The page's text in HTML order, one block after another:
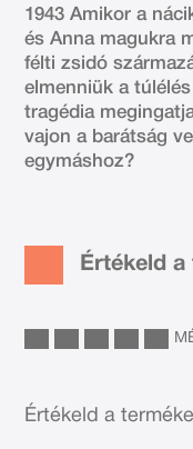
1943 Amikor a
és Anna magukra
félti zsidó
elmenniük a
tragédia
vajon a barátság
egymáshoz?
Értékeld
Értékeld a